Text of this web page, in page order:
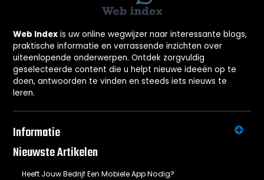
Web Index is uw online wegwijzer naar interessante blogs,
praktische informatie en verrassende inzichten over
uiteenlopende onderwerpen. Ontdek zorgvuldig
geselecteerde content die u helpt nieuwe ideeën op te
doen, antwoorden te vinden en steeds iets nieuws te
leren.
Informatie
Nieuwste Artikelen
Heeft Jouw Bedrijf Een Mobiele App Nodig?